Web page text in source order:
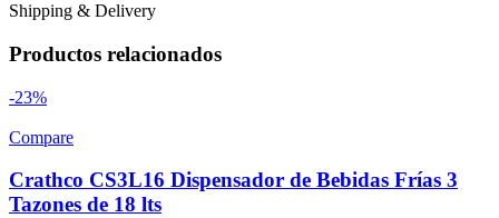
Shipping & Delivery
Productos relacionados
-23%
Compare
Crathco CS3L16 Dispensador de Bebidas Frías 3
Tazones de 18 lts